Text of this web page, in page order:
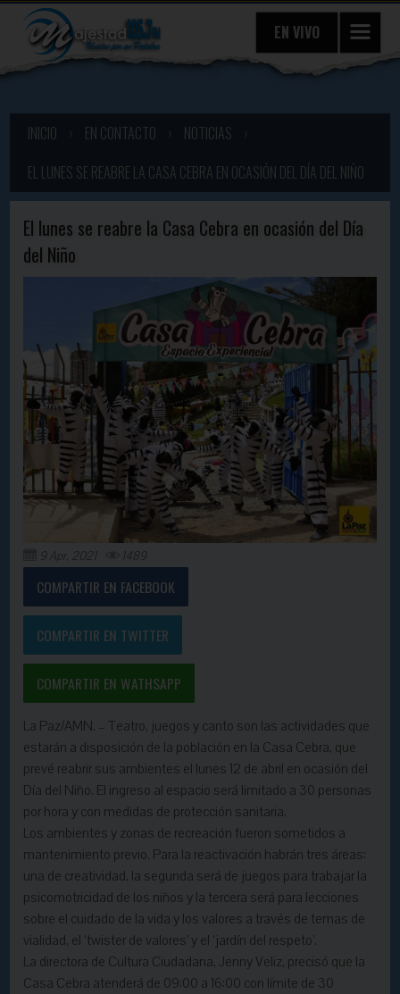
EN VIVO
INICIO EN CONTACTO NOTICIAS
EL LUNES SE REABRE LA CASA CEBRA EN OCASIÓN DEL DÍA DEL NIÑO
El lunes se reabre la Casa Cebra en ocasión del Día
del Niño
9 Apr, 2021 1489
COMPARTIR EN FACEBOOK
COMPARTIR EN TWITTER
COMPARTIR EN WATHSAPP
La Paz/AMN. – Teatro, juegos y canto son las actividades que
estarán a disposición de la población en la Casa Cebra, que
prevé reabrir sus ambientes el lunes 12 de abril en ocasión del
Día del Niño. El ingreso al espacio será limitado a 30 personas
por hora y con medidas de protección sanitaria.
Los ambientes y zonas de recreación fueron sometidos a
mantenimiento previo. Para la reactivación habrán tres áreas:
una de creatividad, la segunda será de juegos para trabajar la
psicomotricidad de los niños y la tercera será para lecciones
sobre el cuidado de la vida y los valores a través de temas de
vialidad, el ‘twister de valores’ y el ‘jardín del respeto’.
La directora de Cultura Ciudadana, Jenny Veliz, precisó que la
Casa Cebra atenderá de 09:00 a 16:00 con límite de 30